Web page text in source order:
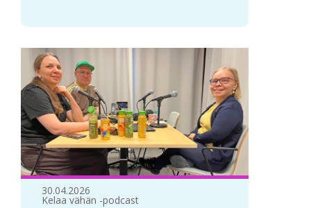
30.04.2026
Kelaa vähän -podcast